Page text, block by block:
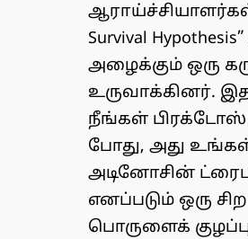
ஆராய்ச்சியாளர்கள்
Survival
அழைக்கும் ஒரு
உருவாக்கினர்.
நீங்கள் பிரக்டோஸ்
போது, ​​அது
அடினோசின்
எனப்படும் ஒரு
பொருளைக்